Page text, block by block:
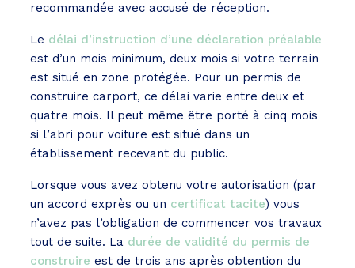
recommandée avec accusé de réception.
Le délai d’instruction d’une déclaration préalable
est d’un mois minimum, deux mois si votre terrain
est situé en zone protégée. Pour un permis de
construire carport, ce délai varie entre deux et
quatre mois. Il peut même être porté à cinq mois
si l’abri pour voiture est situé dans un
établissement recevant du public.
Lorsque vous avez obtenu votre autorisation (par
un accord exprès ou un certificat tacite) vous
n’avez pas l’obligation de commencer vos travaux
tout de suite. La durée de validité du permis de
construire est de trois ans après obtention du